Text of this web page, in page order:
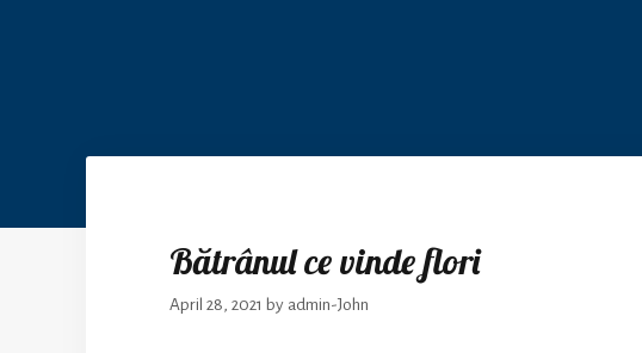
Bătrânul ce vinde flori
April 28, 2021 by admin-John